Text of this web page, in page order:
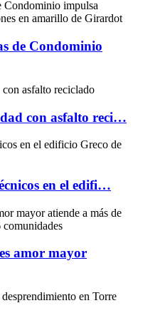
de Condominio
con asfalto reci…
en el edifi…
amor mayor